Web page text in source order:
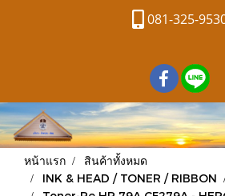
081-325-
หน้าแรก
สินค้าทั้งหมด
INK & HEAD / TONER / RIBBON